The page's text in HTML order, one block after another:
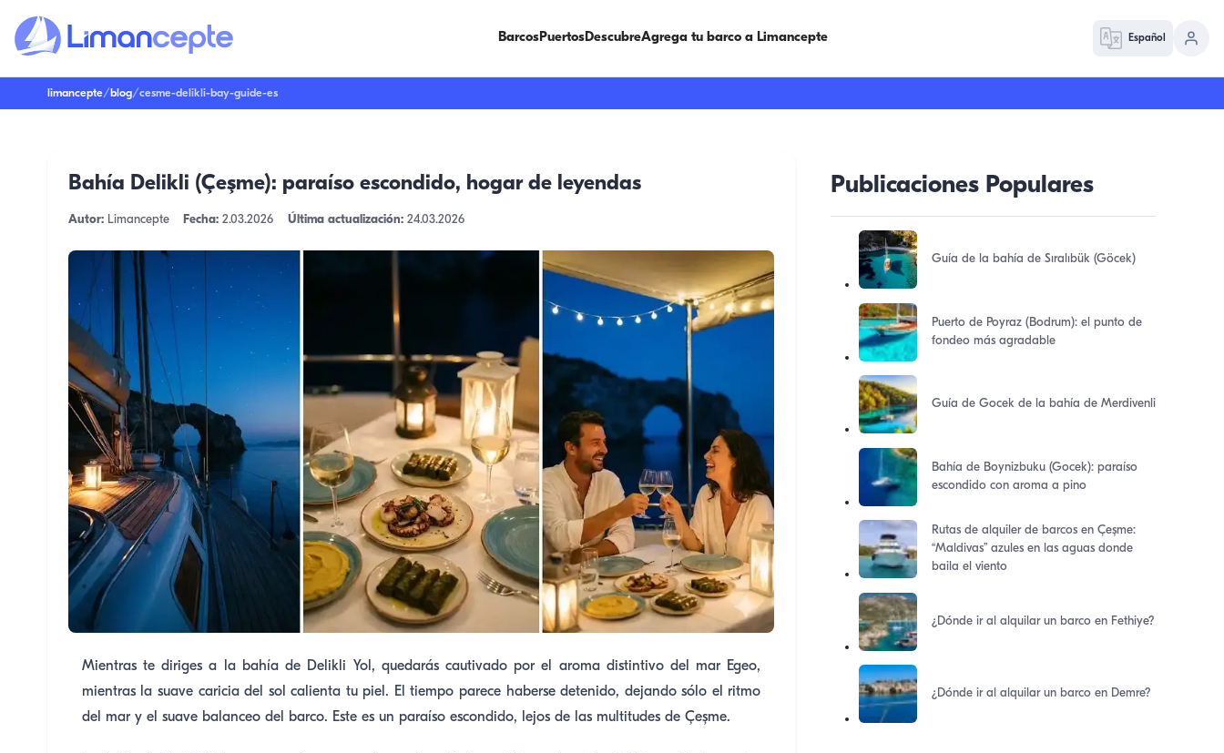
BarcosPuertosDescubreAgrega tu barco a Limancepte Español
limancepte/ blog/cesme-delikli-bay-guide-es
Bahía Delikli (Çeşme): paraíso escondido, hogar de leyendas
Autor:Limancepte Fecha: 2.03.2026 Última actualización: 24.03.2026
Mientras te diriges a la bahía de Delikli Yol, quedarás cautivado por el aroma distintivo del mar Egeo,
mientras la suave caricia del sol calienta tu piel. El tiempo parece haberse detenido, dejando sólo el ritmo
del mar y el suave balanceo del barco. Este es un paraíso escondido, lejos de las multitudes de Çeşme.
Publicaciones Populares
Guía de la bahía de Sıralıbük (Göcek)
Puerto de Poyraz (Bodrum): el punto de
fondeo más agradable
Guía de Gocek de la bahía de Merdivenli
Bahía de Boynizbuku (Gocek): paraíso
escondido con aroma a pino
Rutas de alquiler de barcos en Çeşme:
“Maldivas” azules en las aguas donde
baila el viento
¿Dónde ir al alquilar un barco en Fethiye?
¿Dónde ir al alquilar un barco en Demre?